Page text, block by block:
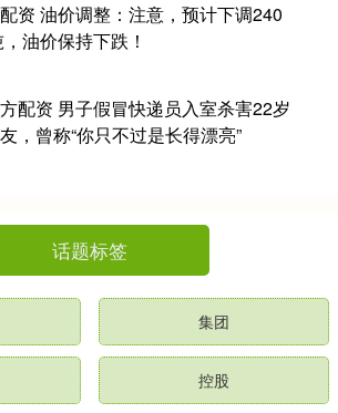
资 油价调整：注意，预计下调240
油价保持下跌！
配资 男子假冒快递员入室杀害22岁
，曾称“你只不过是长得漂亮”
话题标签
集团
控股